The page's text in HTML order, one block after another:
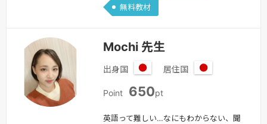
た。また、卒業後は1年間アメリカの
無料教材
Mochi 先生
出身国
本
居住国
Point 650pt
英語って難しい…なにもわからない、聞